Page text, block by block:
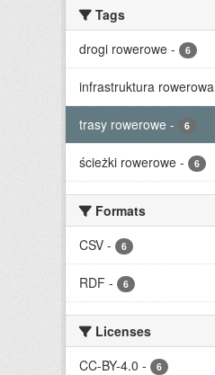
Tags
drogi rowerowe - 6
infrastruktura rowerowa
trasy rowerowe - 6
ścieżki rowerowe - 6
Formats
CSV - 6
RDF - 6
Licenses
CC-BY-4.0 - 6